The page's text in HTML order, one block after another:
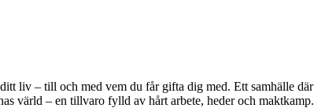
liv – till och med vem du får gifta dig med. Ett samhälle
värld – en tillvaro fylld av hårt arbete, heder och